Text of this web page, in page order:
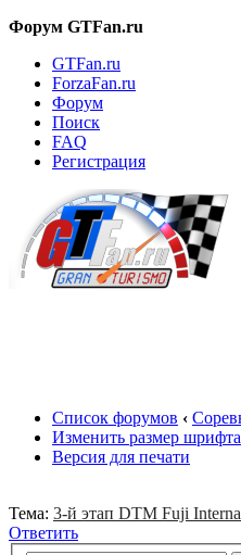
Форум GTFan.ru
GTFan.ru
ForzaFan.ru
Форум
Поиск
FAQ
Регистрация
Список форумов ‹
Изменить размер шрифта
Версия для печати
Тема: 3-й этап DTM Fuji
Ответить